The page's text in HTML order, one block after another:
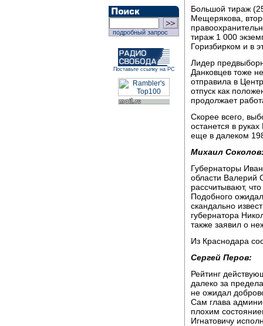
подробный запрос
Поставьте ссылку на РС
Большой тираж
Мещерякова,
тираж 1 000
Горизбирком и в
Лидер
Данковцев тоже
отправила в
отпуск как
продолжает
Скорее всего,
останется в
еще в далеком
Михаил
Губернаторы
области Валерий
рассчитывают,
Подобного
скандально
губернатора
также заявил о
Из Краснодара
Сергей Перов:
Рейтинг
далеко за
не ожидал
Сам глава
плохим
Игнатовичу